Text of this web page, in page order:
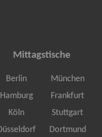
Mittagstische
Berlin
München
Hamburg
Frankfurt
Köln
Stuttgart
Dortmund